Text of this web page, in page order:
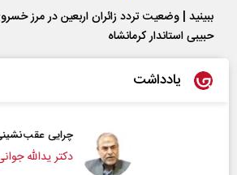
ببینید | وضعیت تردد زائران اربعین در مرز
حبیبی استاندار کرمانشاه
یادداشت
چرایی عقب‌نشینی ترامپ؟
دکتر یدالله جوانی - تحلیلگر